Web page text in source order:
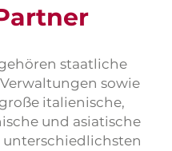
staatliche
sowie
italienische,
und asiatische
unterschiedlichsten